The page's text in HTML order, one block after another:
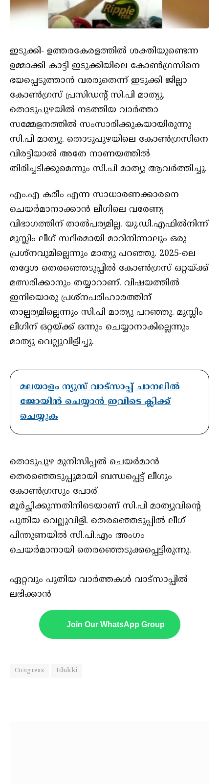
ഇടുക്കി- ഉത്തരകേരളത്തിൽ ശക്തിയുണ്ടെന്ന
ഉമ്മാക്കി കാട്ടി ഇടുക്കിയിലെ കോൺഗ്രസിനെ
ഭയപ്പെടുത്താൻ വരരുതെന്ന് ഇടുക്കി ജില്ലാ
കോൺഗ്രസ് പ്രസിഡന്റ് സി.പി മാത്യു.
തൊടുപുഴയിൽ നടത്തിയ വാർത്താ
സമ്മേളനത്തിൽ സംസാരിക്കുകയായിരുന്നു
സി.പി മാത്യു. തൊടുപുഴയിലെ കോൺഗ്രസിനെ
വിരട്ടിയാൽ അതേ നാണയത്തിൽ
തിരിച്ചടിക്കുമെന്നും സി.പി മാത്യു ആവർത്തിച്ചു.
എം.എ കരീം എന്ന സാധാരണക്കാരനെ
ചെയർമാനാക്കാൻ ലീഗിലെ വരേണ്യ
വിഭാഗത്തിന് താൽപര്യമില്ല. യു.ഡി.എഫിൽനിന്ന്
മുസ്ലിം ലീഗ് സ്ഥിരമായി മാറിനിന്നാലും ഒരു
പ്രശ്നവുമില്ലെന്നും മാത്യു പറഞ്ഞു. 2025-ലെ
തദ്ദേശ തെരഞ്ഞെടുപ്പിൽ കോൺഗ്രസ് ഒറ്റയ്ക്ക്
മത്സരിക്കാനും തയ്യാറാണ്. വിഷയത്തിൽ
ഇനിയൊരു പ്രശ്നപരിഹാരത്തിന്
താല്പര്യമില്ലെന്നും സി.പി മാത്യു പറഞ്ഞു. മുസ്ലിം
ലീഗിന് ഒറ്റയ്ക്ക് ഒന്നും ചെയ്യാനാകില്ലെന്നും
മാത്യു വെല്ലുവിളിച്ചു.
മലയാളം ന്യൂസ് വാട്സാപ്പ് ചാനലിൽ
ജോയിൻ ചെയ്യാൻ ഇവിടെ ക്ലിക്ക്
ചെയ്യുക
തൊടുപുഴ മുനിസിപ്പൽ ചെയർമാൻ
തെരഞ്ഞെടുപ്പുമായി ബന്ധപ്പെട്ട് ലീഗും
കോൺഗ്രസും പോര്
മൂർച്ഛിക്കുന്നതിനിടെയാണ് സി.പി മാത്യുവിന്റെ
പുതിയ വെല്ലുവിളി. തെരഞ്ഞെടുപ്പിൽ ലീഗ്
പിന്തുണയിൽ സി.പി.എം അംഗം
ചെയർമാനായി തെരഞ്ഞെടുക്കപ്പെട്ടിരുന്നു.
ഏറ്റവും പുതിയ വാർത്തകൾ വാട്സാപ്പിൽ
ലഭിക്കാൻ
Join Our WhatsApp Group
Congress Idukki